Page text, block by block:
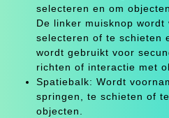
selecteren en om
De linker muisknop
selecteren of te schieten
wordt gebruikt voor
richten of interactie met
Spatiebalk: Wordt
springen, te schieten of
objecten.